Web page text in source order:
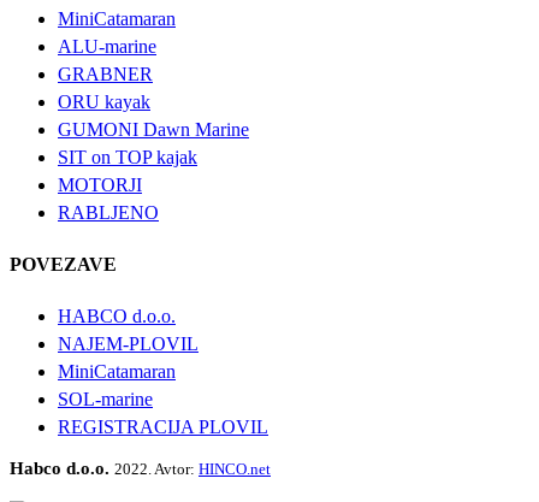
MiniCatamaran
ALU-marine
GRABNER
ORU kayak
GUMONI Dawn Marine
SIT on TOP kajak
MOTORJI
RABLJENO
POVEZAVE
HABCO d.o.o.
NAJEM-PLOVIL
MiniCatamaran
SOL-marine
REGISTRACIJA PLOVIL
Habco d.o.o. 2022. Avtor: HINCO.net